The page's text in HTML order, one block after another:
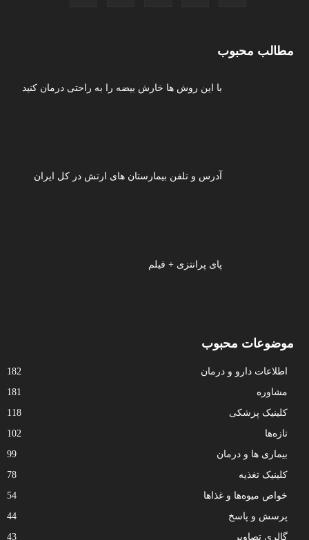
مطالب محبوب
با این روش ها خارش بیضه را به راحتی درمان کنید
آدرس و تلفن بیمارستان های ارتش در کل ایران
پای پرانتزی + فیلم
موضوعات محبوب
اطلاعات دارو و درمان
182
مشاوره
181
کلینیک پزشکی
118
تازه‌ها
102
بیماری ها و درمان
99
کلینیک تغذیه
78
خواص میوه‌ها و غذاها
54
پرسش و پاسخ
44
گالری تصاویر
43